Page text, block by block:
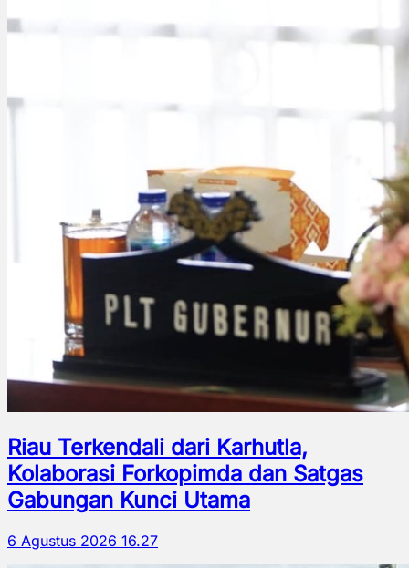
Riau Terkendali dari Karhutla,
Kolaborasi Forkopimda dan Satgas
Gabungan Kunci Utama
6 Agustus 2026 16.27